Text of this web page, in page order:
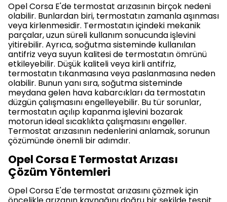
Opel Corsa E'de termostat arızasının birçok nedeni
olabilir. Bunlardan biri, termostatın zamanla aşınması
veya kirlenmesidir. Termostatın içindeki mekanik
parçalar, uzun süreli kullanım sonucunda işlevini
yitirebilir. Ayrıca, soğutma sisteminde kullanılan
antifriz veya suyun kalitesi de termostatın ömrünü
etkileyebilir. Düşük kaliteli veya kirli antifriz,
termostatın tıkanmasına veya paslanmasına neden
olabilir. Bunun yanı sıra, soğutma sisteminde
meydana gelen hava kabarcıkları da termostatın
düzgün çalışmasını engelleyebilir. Bu tür sorunlar,
termostatın açılıp kapanma işlevini bozarak
motorun ideal sıcaklıkta çalışmasını engeller.
Termostat arızasının nedenlerini anlamak, sorunun
çözümünde önemli bir adımdır.
Opel Corsa E Termostat Arızası
Çözüm Yöntemleri
Opel Corsa E'de termostat arızasını çözmek için